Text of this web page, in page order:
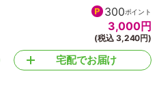
300ポイント
3,000円
(税込 3,240円)
宅配でお届け